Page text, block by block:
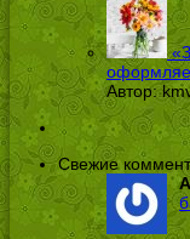
Автор:
Свежие